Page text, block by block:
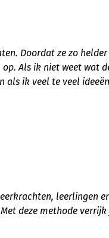
Doordat ze zo
Als ik niet weet wat
ik veel te veel
leerlingen
deze methode verrijk